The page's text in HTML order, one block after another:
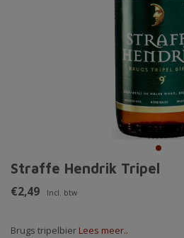
Straffe Hendrik Tripel
€2,49 Incl. btw
Brugs tripelbier Lees meer..